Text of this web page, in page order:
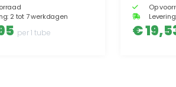
2 tot 7 werkdagen
per 1 tube
Op
€